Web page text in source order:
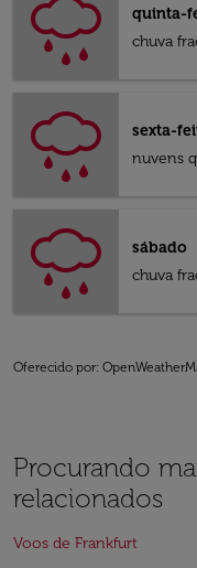
quinta-
chuva
sexta-
nuvens
sábado
chuva
Oferecido por:
Procurando
relacionados
Voos de Frankfurt